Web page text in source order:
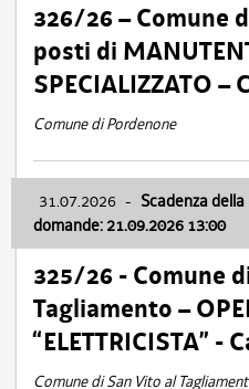
326/26 – Comune
posti di
SPECIALIZZATO –
Comune di Pordenone
31.07.2026 - Scadenza
domande: 21.09.2026 13:00
325/26 - Comune
Tagliamento –
“ELETTRICISTA” -
Comune di San Vito al